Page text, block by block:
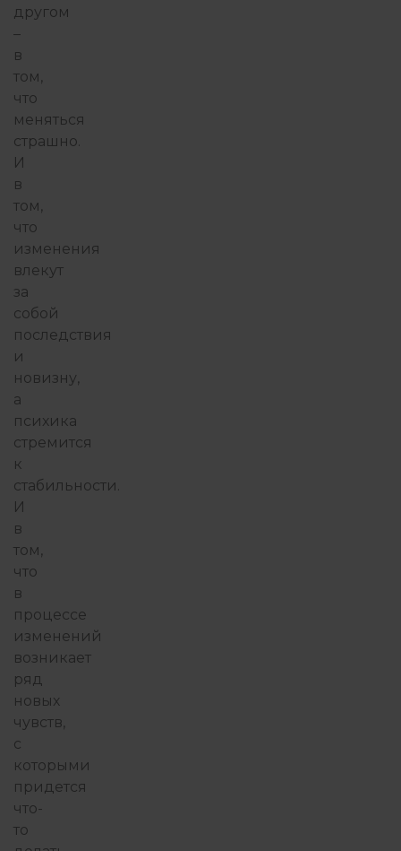
другом
–
в
том,
что
меняться
страшно.
И
в
том,
что
изменения
влекут
за
собой
последствия
и
новизну,
а
психика
стремится
к
стабильности.
И
в
том,
что
в
процессе
изменений
возникает
ряд
новых
чувств,
с
которыми
придется
что-
то